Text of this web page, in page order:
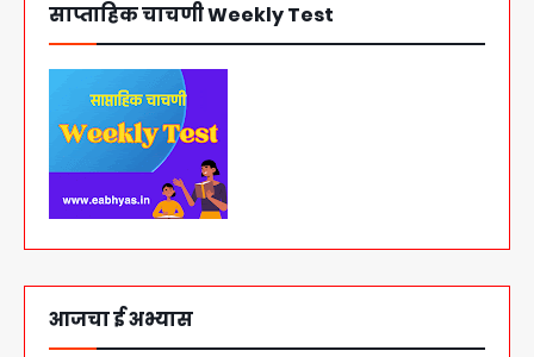
साप्ताहिक चाचणी Weekly Test
आजचा ई अभ्यास